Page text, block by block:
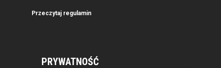
Przeczytaj regulamin
PRYWATNOŚĆ